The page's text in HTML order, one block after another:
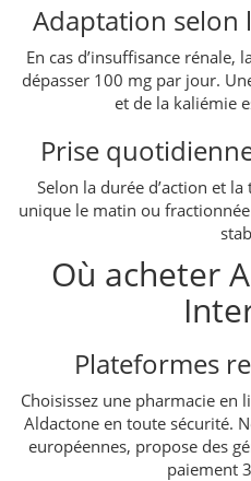
Adaptation selon
En cas d’insuffisance
dépasser 100 mg par jour.
et de la kaliémie
Prise
Selon la durée d’action et
unique le matin ou
Où acheter
Plateformes
Choisissez une pharmacie en
Aldactone en toute sécurité.
européennes, propose des
paiement